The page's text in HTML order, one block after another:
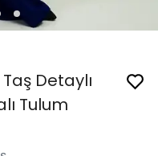
Detaylı
Tulum